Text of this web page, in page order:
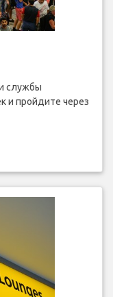
службы
и пройдите через